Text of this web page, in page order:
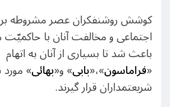
کوشش روشنفکران عصر مشروطه
اجتماعی و مخالفت آنان با
باعث شد تا بسیاری از آنان به اتهام
«فراماسون»،«بابی» و«بهائی»
شریعتمداران قرار گیرند.